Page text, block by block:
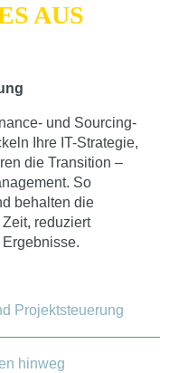
AUS
und Sourcing-
Ihre IT-Strategie,
die Transition –
So
behalten die
reduziert
Projektsteuerung
hinweg